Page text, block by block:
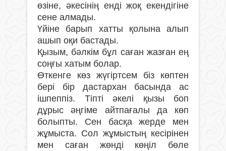
өзіне, əкесінің енді жоқ екендігіне
сене алмады.
Үйіне барып хатты қолына алып
ашып оқи бастады.
Қызым, бәлкім бұл саған жазған ең
соңғы хатым болар.
Өткенге көз жүгіртсем біз көптен
бері бір дастархан басында ас
ішпеппіз. Тіпті əкелі қызы боп
дұрыс əңгіме айтпағалы да көп
болыпты. Сен басқа жерде мен
жұмыста. Сол жұмыстың кесірінен
мен саған жөнді көңіл бөле